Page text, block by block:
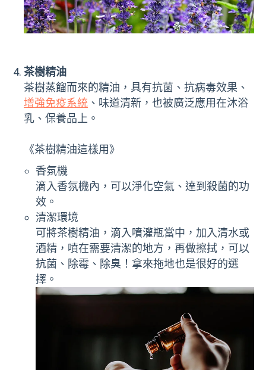
茶樹精油
茶樹蒸餾而來的精油，具有抗菌、抗病毒效果、
增強免疫系統 、味道清新，也被廣泛應用在沐浴
乳、保養品上。
《茶樹精油這樣用》
香氛機
滴入香氛機內，可以淨化空氣、達到殺菌的功
效。
清潔環境
可將茶樹精油，滴入噴灌瓶當中，加入清水或
酒精，噴在需要清潔的地方，再做擦拭，可以
抗菌、除霉、除臭！拿來拖地也是很好的選
擇。